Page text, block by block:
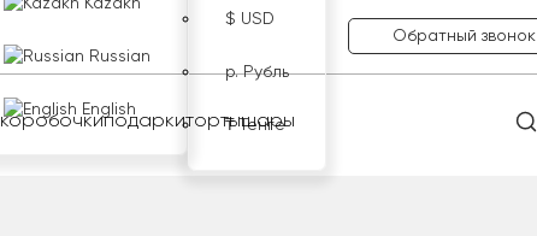
Kazakh
Russian
English
$ USD
р. Рубль
₸ Тенге
Обратный звонок
коробочкиподаркитортышары